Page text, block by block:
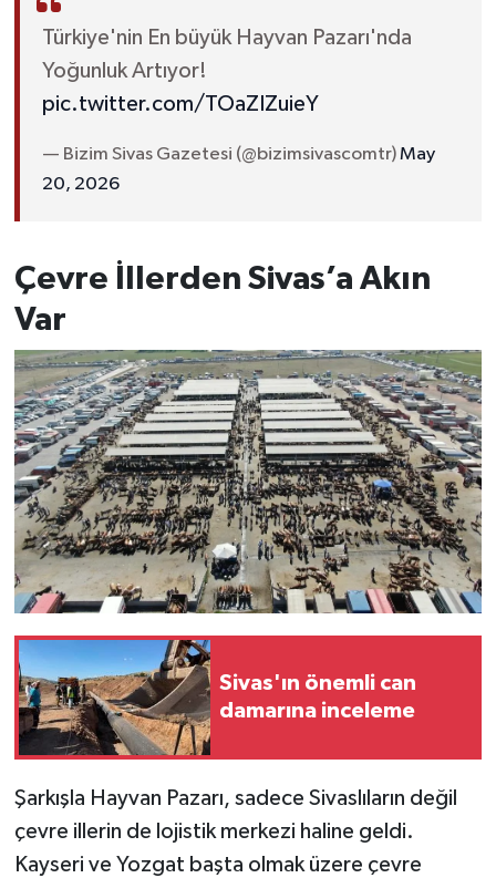
Türkiye'nin En büyük Hayvan Pazarı'nda
Yoğunluk Artıyor!
pic.twitter.com/TOaZIZuieY
— Bizim Sivas Gazetesi (@bizimsivascomtr)May
20, 2026
Çevre İllerden Sivas’a Akın
Var
Sivas'ın önemli can
damarına inceleme
Şarkışla Hayvan Pazarı, sadece Sivaslıların değil
çevre illerin de lojistik merkezi haline geldi.
Kayseri ve Yozgat başta olmak üzere çevre